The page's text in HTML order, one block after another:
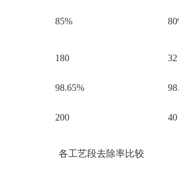
85% 80%
180 32
98.65%
200 40
去除率比较